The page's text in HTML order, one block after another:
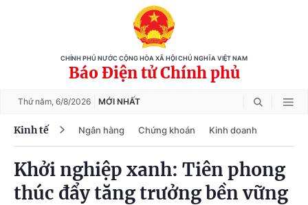
CHÍNH PHỦ NƯỚC CỘNG HÒA XÃ HỘI CHỦ NGHĨA VIỆT NAM
Báo Điện tử Chính phủ
Thứ năm, 6/8/2026 MỚI NHẤT
Kinh tế Ngân hàng Chứng khoán Kinh doanh
Khởi nghiệp xanh: Tiên phong
thúc đẩy tăng trưởng bền vững